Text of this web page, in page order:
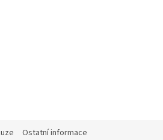
Ostatní informace